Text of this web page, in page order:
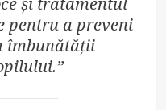
pentru a preveni
îmbunătății